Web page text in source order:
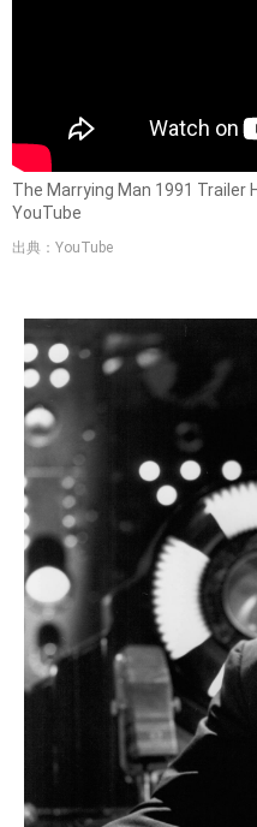
The Marrying Man 1991 Trailer
YouTube
出典：YouTube